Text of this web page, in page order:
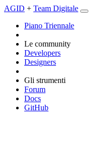
AGID + Team Digitale
Piano Triennale
Le community
Developers
Designers
Gli strumenti
Forum
Docs
GitHub